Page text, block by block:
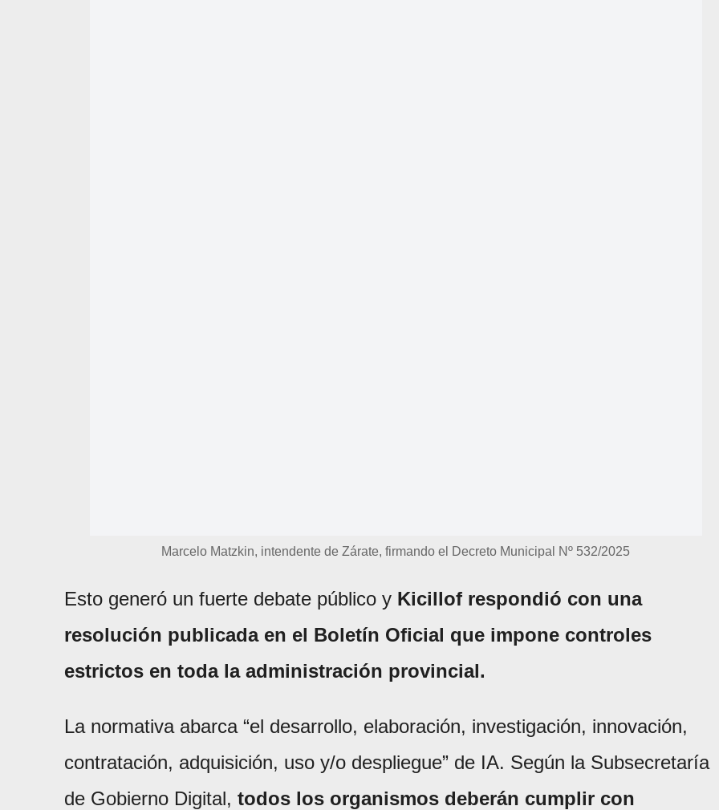
Marcelo Matzkin, intendente de Zárate, firmando el Decreto Municipal Nº 532/2025
Esto generó un fuerte debate público y Kicillof respondió con una
resolución publicada en el Boletín Oficial que impone controles
estrictos en toda la administración provincial.
La normativa abarca “el desarrollo, elaboración, investigación, innovación,
contratación, adquisición, uso y/o despliegue” de IA. Según la Subsecretaría
de Gobierno Digital, todos los organismos deberán cumplir con